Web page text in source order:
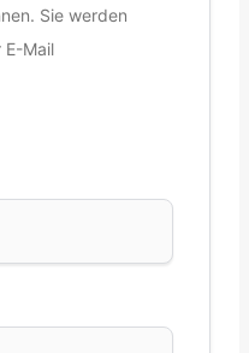
Sie werden
E-Mail